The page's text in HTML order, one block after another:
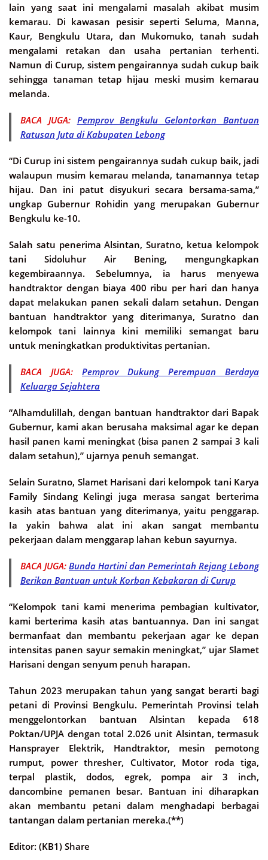
lain yang saat ini mengalami masalah akibat musim
kemarau. Di kawasan pesisir seperti Seluma, Manna,
Kaur, Bengkulu Utara, dan Mukomuko, tanah sudah
mengalami retakan dan usaha pertanian terhenti.
Namun di Curup, sistem pengairannya sudah cukup baik
sehingga tanaman tetap hijau meski musim kemarau
melanda.
BACA JUGA: Pemprov Bengkulu Gelontorkan Bantuan
Ratusan Juta di Kabupaten Lebong
“Di Curup ini sistem pengairannya sudah cukup baik, jadi
walaupun musim kemarau melanda, tanamannya tetap
hijau. Dan ini patut disyukuri secara bersama-sama,”
ungkap Gubernur Rohidin yang merupakan Gubernur
Bengkulu ke-10.
Salah satu penerima Alsintan, Suratno, ketua kelompok
tani Sidoluhur Air Bening, mengungkapkan
kegembiraannya. Sebelumnya, ia harus menyewa
handtraktor dengan biaya 400 ribu per hari dan hanya
dapat melakukan panen sekali dalam setahun. Dengan
bantuan handtraktor yang diterimanya, Suratno dan
kelompok tani lainnya kini memiliki semangat baru
untuk meningkatkan produktivitas pertanian.
BACA JUGA: Pemprov Dukung Perempuan Berdaya
Keluarga Sejahtera
“Alhamdulillah, dengan bantuan handtraktor dari Bapak
Gubernur, kami akan berusaha maksimal agar ke depan
hasil panen kami meningkat (bisa panen 2 sampai 3 kali
dalam setahun),” ujarnya penuh semangat.
Selain Suratno, Slamet Harisani dari kelompok tani Karya
Family Sindang Kelingi juga merasa sangat berterima
kasih atas bantuan yang diterimanya, yaitu penggarap.
Ia yakin bahwa alat ini akan sangat membantu
pekerjaan dalam menggarap lahan kebun sayurnya.
BACA JUGA: Bunda Hartini dan Pemerintah Rejang Lebong
Berikan Bantuan untuk Korban Kebakaran di Curup
“Kelompok tani kami menerima pembagian kultivator,
kami berterima kasih atas bantuannya. Dan ini sangat
bermanfaat dan membantu pekerjaan agar ke depan
intensitas panen sayur semakin meningkat,” ujar Slamet
Harisani dengan senyum penuh harapan.
Tahun 2023 merupakan tahun yang sangat berarti bagi
petani di Provinsi Bengkulu. Pemerintah Provinsi telah
menggelontorkan bantuan Alsintan kepada 618
Poktan/UPJA dengan total 2.026 unit Alsintan, termasuk
Hansprayer Elektrik, Handtraktor, mesin pemotong
rumput, power thresher, Cultivator, Motor roda tiga,
terpal plastik, dodos, egrek, pompa air 3 inch,
dancombine pemanen besar. Bantuan ini diharapkan
akan membantu petani dalam menghadapi berbagai
tantangan dalam pertanian mereka.(**)
Editor: (KB1) Share